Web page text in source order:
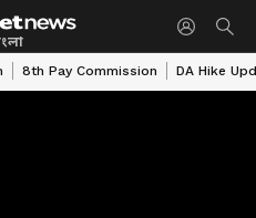
8th Pay Commission DA Hike